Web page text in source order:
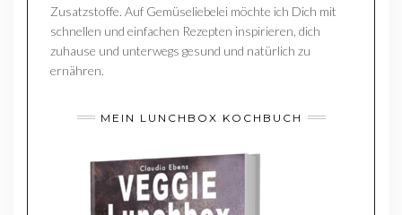
Zusatzstoffe. Auf Gemüseliebelei möchte ich Dich mit
schnellen und einfachen Rezepten inspirieren, dich
zuhause und unterwegs gesund und natürlich zu
ernähren.
MEIN LUNCHBOX KOCHBUCH